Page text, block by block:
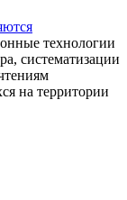
технологии
систематизации
на территории